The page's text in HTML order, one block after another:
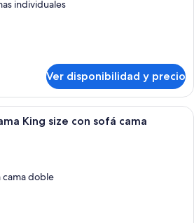
individuales
Ver disponibilidad y precio
Una habitación de hotel moderna
King size con sofá cama
cama doble